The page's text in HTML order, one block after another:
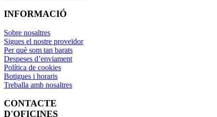
INFORMACIÓ
Sobre nosaltres
Sigues el nostre proveïdor
Per què som tan barats
Despeses d’enviament
Política de cookies
Botigues i horaris
Treballa amb nosaltres
CONTACTE
D'OFICINES